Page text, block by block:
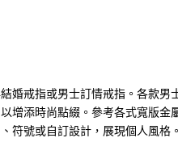
戒指或男士訂情戒指。各款
添時尚點綴。參考各式寬版
號或自訂設計，展現個人風格